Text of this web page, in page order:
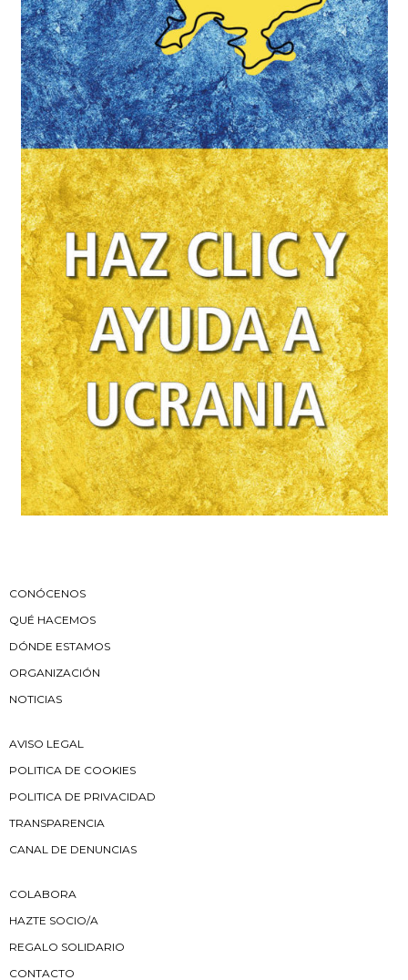
CONÓCENOS
QUÉ HACEMOS
DÓNDE ESTAMOS
ORGANIZACIÓN
NOTICIAS
AVISO LEGAL
POLITICA DE COOKIES
POLITICA DE PRIVACIDAD
TRANSPARENCIA
CANAL DE DENUNCIAS
COLABORA
HAZTE SOCIO/A
REGALO SOLIDARIO
CONTACTO